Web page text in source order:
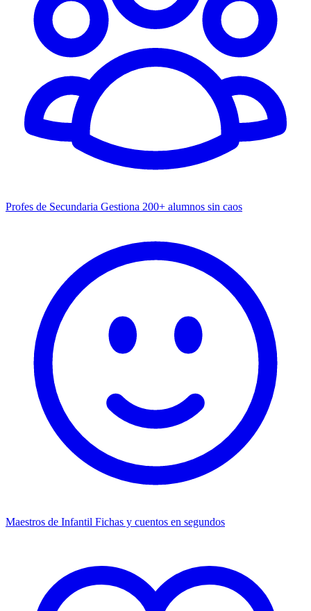
Profes de Secundaria Gestiona 200+ alumnos sin caos
Maestros de Infantil Fichas y cuentos en segundos